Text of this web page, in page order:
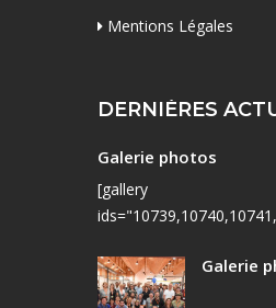
Mentions Légales
DERNIÈRES
Galerie photos
[gallery
Galerie